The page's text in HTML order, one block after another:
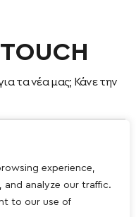
experience,
analyze our traffic.
to our use of
τα νέα μας; Κάνε την